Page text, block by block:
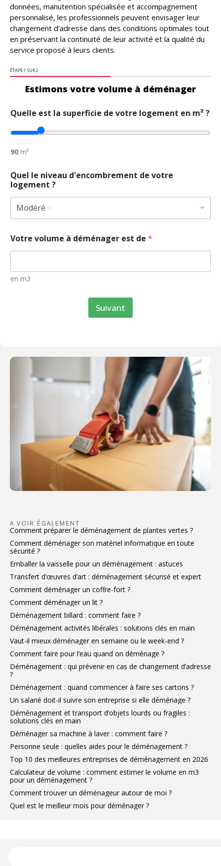
données, manutention spécialisée et accompagnement
personnalisé, les professionnels peuvent envisager leur
changement d’adresse dans des conditions optimales tout
en préservant la continuité de leur activité et la qualité du
service proposé à leurs clients.
ÉTAPE1 SUR 2
Estimons votre volume à déménager
Quelle est la superficie de votre logement en m² ?
90 m²
Quel le niveau d'encombrement de votre
logement ?
Modéré
Votre volume à déménager est de *
en m3
Suivant
A VOIR ÉGALEMENT
Comment préparer le déménagement de plantes vertes ?
Comment déménager son matériel informatique en toute
sécurité ?
Emballer la vaisselle pour un déménagement : astuces
Transfert d’œuvres d’art : déménagement sécurisé et expert
Comment déménager un coffre-fort ?
Comment déménager un lit ?
Déménagement billard : comment faire ?
Déménagement activités libérales : solutions clés en main
Vaut-il mieux déménager en semaine ou le week-end ?
Comment faire pour l’eau quand on déménage ?
Déménagement : qui prévenir en cas de changement d’adresse
?
Déménagement : quand commencer à faire ses cartons ?
Un salarié doit-il suivre son entreprise si elle déménage ?
Déménagement et transport d’objets lourds ou fragiles :
solutions clés en main
Déménager sa machine à laver : comment faire ?
Personne seule : quelles aides pour le déménagement ?
Top 10 des meilleures entreprises de déménagement en 2026
Calculateur de volume : comment estimer le volume en m3
pour un déménagement ?
Comment trouver un déménageur autour de moi ?
Quel est le meilleur mois pour déménager ?